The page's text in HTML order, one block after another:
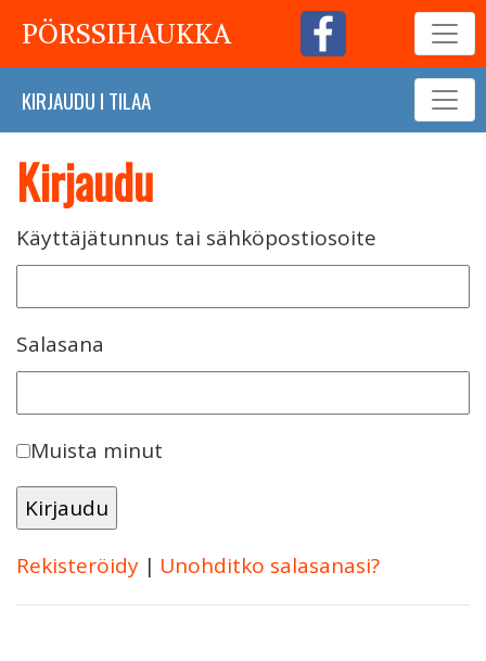
PÖRSSIHAUKKA
KIRJAUDU I TILAA
Kirjaudu
Käyttäjätunnus tai sähköpostiosoite
Salasana
Muista minut
Rekisteröidy | Unohditko salasanasi?